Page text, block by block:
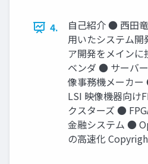
4.
自己紹介 ● 西田
用いたシステム開
ア開発をメイン
ベンダ ● サーバ
像事務機メーカ
LSI 映像機器向け
クスターズ ●
金融システム ●
の高速化